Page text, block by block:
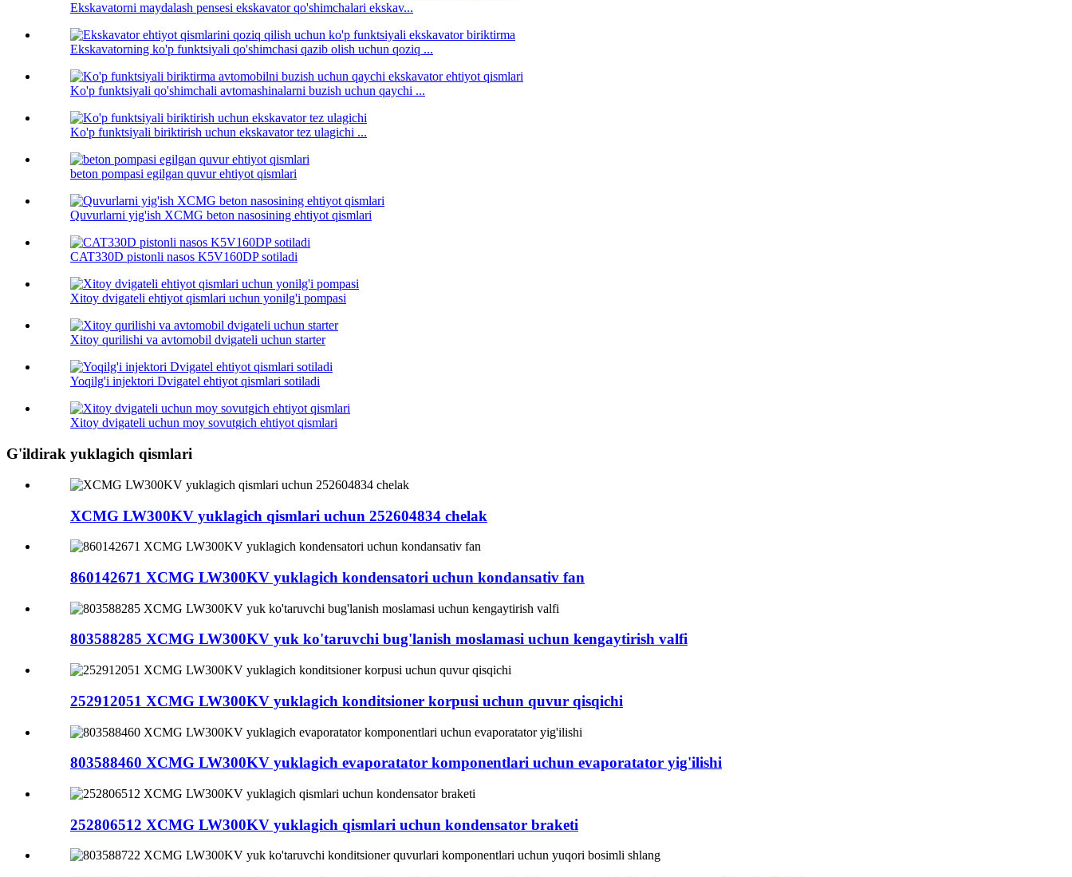
Ekskavatorni maydalash pensesi ekskavator qo'shimchalari ekskav...
Ekskavatorning ko'p funktsiyali qo'shimchasi qazib olish uchun qoziq ...
Ko'p funktsiyali qo'shimchali avtomashinalarni buzish uchun qaychi ...
Ko'p funktsiyali biriktirish uchun ekskavator tez ulagichi ...
beton pompasi egilgan quvur ehtiyot qismlari
Quvurlarni yig'ish XCMG beton nasosining ehtiyot qismlari
CAT330D pistonli nasos K5V160DP sotiladi
Xitoy dvigateli ehtiyot qismlari uchun yonilg'i pompasi
Xitoy qurilishi va avtomobil dvigateli uchun starter
Yoqilg'i injektori Dvigatel ehtiyot qismlari sotiladi
Xitoy dvigateli uchun moy sovutgich ehtiyot qismlari
G'ildirak yuklagich qismlari
XCMG LW300KV yuklagich qismlari uchun 252604834 chelak
860142671 XCMG LW300KV yuklagich kondensatori uchun kondansativ fan
803588285 XCMG LW300KV yuk ko'taruvchi bug'lanish moslamasi uchun kengaytirish valfi
252912051 XCMG LW300KV yuklagich konditsioner korpusi uchun quvur qisqichi
803588460 XCMG LW300KV yuklagich evaporatator komponentlari uchun evaporatator yig'ilishi
252806512 XCMG LW300KV yuklagich qismlari uchun kondensator braketi